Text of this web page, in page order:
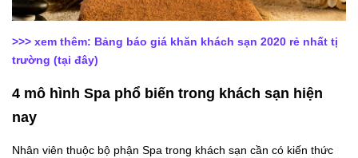
>>> xem thêm: Bảng báo giá khăn khách sạn 2020 rẻ nhất tị
trường (tại đây)
4 mô hình Spa phổ biến trong khách sạn hiện
nay
Nhân viên thuộc bộ phận Spa trong khách sạn cần có kiến thức